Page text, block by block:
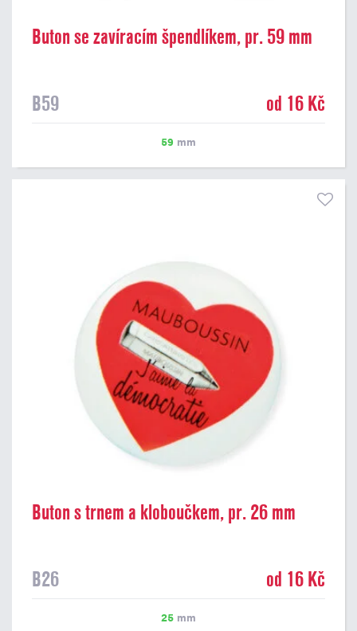
Buton se zavíracím špendlíkem, pr. 59 mm
B59 od 16 Kč
59 mm
Buton s trnem a kloboučkem, pr. 26 mm
B26 od 16 Kč
25 mm